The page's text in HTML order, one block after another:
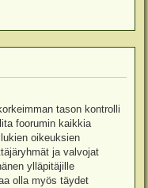
tason kontrolli
foorumin kaikkia
oikeuksien
ja valvojat
ylläpitäjille
olla myös täydet